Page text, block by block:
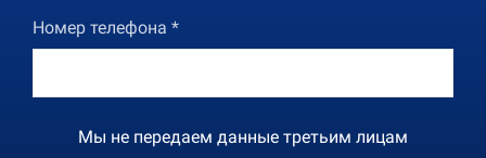
Номер телефона *
Мы не передаем данные третьим лицам